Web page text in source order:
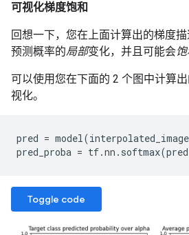
可视化梯度饱和
回想一下，您在上面计算出的梯度
预测概率的局部变化，并且可能会
可以使用您在下面的 2 个图中计算
视化。
pred = model(
pred_proba = tf.nn . softmax(pred
Toggle code